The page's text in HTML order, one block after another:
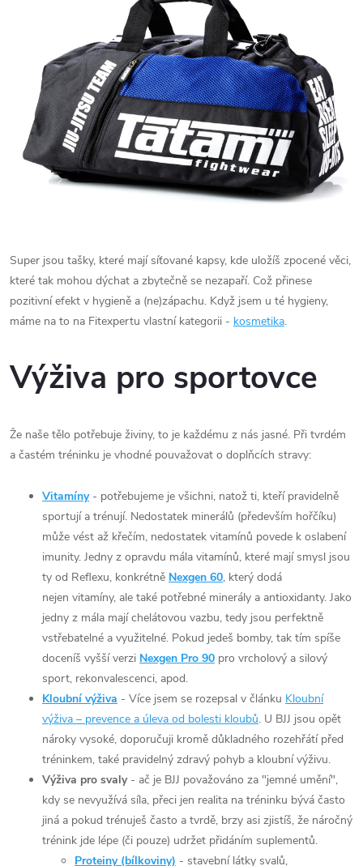
Super jsou tašky, které mají síťované kapsy, kde uložíš zpocené věci,
které tak mohou dýchat a zbytečně se nezapaří. Což přinese
pozitivní efekt v hygieně a (ne)zápachu. Když jsem u té hygieny,
máme na to na Fitexpertu vlastní kategorii - kosmetika.
Výživa pro sportovce
Že naše tělo potřebuje živiny, to je každému z nás jasné. Při tvrdém
a častém tréninku je vhodné pouvažovat o doplňcích stravy:
Vitamíny- potřebujeme je všichni, natož ti, kteří pravidelně
sportují a trénují. Nedostatek minerálů (především hořčíku)
může vést až křečím, nedostatek vitamínů povede k oslabení
imunity. Jedny z opravdu mála vitamínů, které mají smysl jsou
ty od Reflexu, konkrétně Nexgen 60, který dodá
nejen vitamíny, ale také potřebné minerály a antioxidanty. Jako
jedny z mála mají chelátovou vazbu, tedy jsou perfektně
vstřebatelné a využitelné. Pokud jedeš bomby, tak tím spíše
doceníš vyšší verzi Nexgen Pro 90 pro vrcholový a silový
sport, rekonvalescenci, apod.
Kloubní výživa - Více jsem se rozepsal v článku Kloubní
výživa – prevence a úleva od bolesti kloubů. U BJJ jsou opět
nároky vysoké, doporučuji kromě důkladného rozehřátí před
tréninkem, také pravidelný zdravý pohyb a kloubní výživu.
Výživa pro svaly- ač je BJJ považováno za "jemné umění",
kdy se nevyužívá síla, přeci jen realita na tréninku bývá často
jiná a pokud trénuješ často a tvrdě, brzy asi zjistíš, že náročný
trénink jde lépe (či pouze) udržet přidáním suplementů.
Proteiny (bílkoviny) - stavební látky svalů,